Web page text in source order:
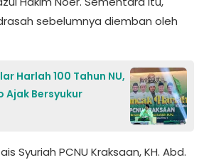
sebelumnya diemban oleh
Harlah 100 Tahun NU,
Ajak Bersyukur
Syuriah PCNU Kraksaan, KH. Abd.